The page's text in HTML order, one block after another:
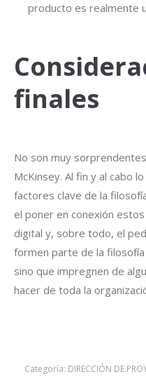
producto es realmente
finales
No son muy
McKinsey. Al fin y al cabo
factores clave de la
el poner en conexión
digital y, sobre todo, el
formen parte de la
sino que impregnen de
hacer de toda la
Categoría: DIRECCIÓN DE